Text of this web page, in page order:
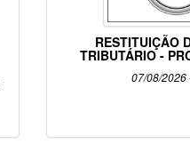
RESTITUIÇÃO
TRIBUTÁRIO -
07/08/2026